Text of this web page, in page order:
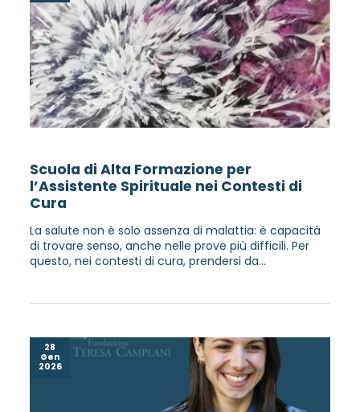
Scuola di Alta Formazione per
l’Assistente Spirituale nei Contesti di
Cura
La salute non è solo assenza di malattia: è capacità
di trovare senso, anche nelle prove più difficili. Per
questo, nei contesti di cura, prendersi da...
28
Gen
2026